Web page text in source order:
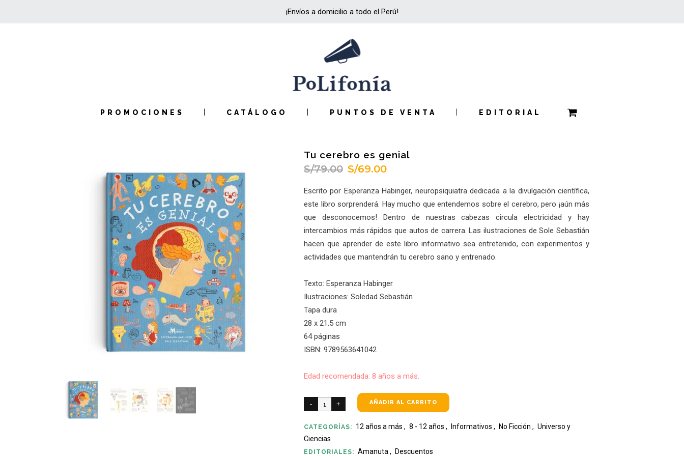
¡Envíos a domicilio a todo el Perú!
PROMOCIONES CATÁLOGO PUNTOS DE VENTA EDITORIAL
Tu cerebro es genial
S/79.00 El
original
era:
S/79.00.
S/69.00El
actual
es:
S/69.00.
Escrito por Esperanza Habinger, neuropsiquiatra dedicada a la divulgación científica,
este libro sorprenderá. Hay mucho que entendemos sobre el cerebro, pero ¡aún más
que desconocemos! Dentro de nuestras cabezas circula electricidad y hay
intercambios más rápidos que autos de carrera. Las ilustraciones de Sole Sebastián
hacen que aprender de este libro informativo sea entretenido, con experimentos y
actividades que mantendrán tu cerebro sano y entrenado.
Texto: Esperanza Habinger
Ilustraciones: Soledad Sebastián
Tapa dura
28 x 21.5 cm
64 páginas
ISBN: 9789563641042
Edad recomendada: 8 años a más.
AÑADIR AL CARRITO
CATEGORÍAS: 12 años a más , 8 - 12 años , Informativos , No Ficción , Universo y
Ciencias
EDITORIALES: Amanuta , Descuentos